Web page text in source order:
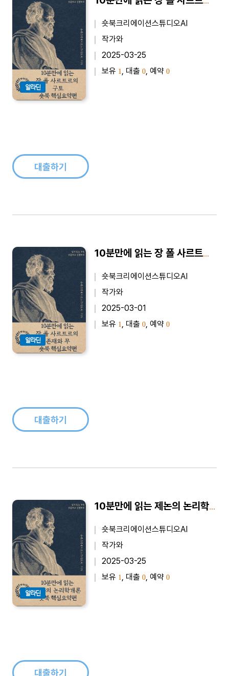
알라딘
숏북크리에이션스튜디오AI
작가와
2025-03-25
보유 1, 대출 0, 예약 0
대출하기
알라딘
10분만에 읽는 장 폴 사르트르의 존재와 무 숏북 핵심요약편 - 바쁜 당신을 위한 10분 완벽 요약본
숏북크리에이션스튜디오AI
작가와
2025-03-01
보유 1, 대출 0, 예약 0
대출하기
알라딘
10분만에 읽는 제논의 논리학개론 - 바쁜 당신을 위한 10분 완벽 요약본
숏북크리에이션스튜디오AI
작가와
2025-03-25
보유 1, 대출 0, 예약 0
대출하기